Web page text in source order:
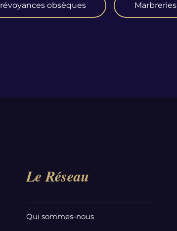
obsèques Marbreries
Le Réseau
Qui sommes-nous